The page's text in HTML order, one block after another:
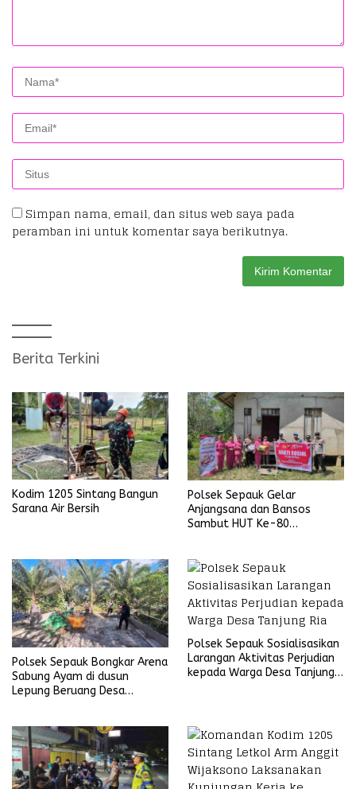
Simpan nama, email, dan situs web saya pada
peramban ini untuk komentar saya berikutnya.
Berita Terkini
Kodim 1205 Sintang Bangun
Sarana Air Bersih
Polsek Sepauk Gelar
Anjangsana dan Bansos
Sambut HUT Ke-80
Polsek Sepauk Bongkar Arena
Sabung Ayam di dusun
Lepung Beruang Desa
Polsek Sepauk Sosialisasikan
Larangan Aktivitas Perjudian
kepada Warga Desa Tanjung